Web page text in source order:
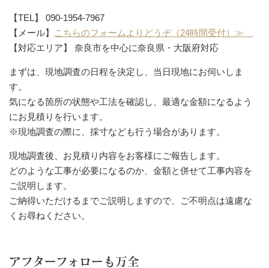
【TEL】 090-1954-7967
【メール】
こちらのフォームよりどうぞ（24時間受付）≫
【対応エリア】 奈良市を中心に奈良県・大阪府対応
まずは、現地調査の日程を決定し、当日現地にお伺いしま
す。
気になる箇所の状態や工法を確認し、最適な金額になるよう
にお見積りを行います。
※現地調査の際に、採寸なども行う場合があります。
現地調査後、お見積り内容をお客様にご報告します。
どのような工事が必要になるのか、金額と併せて工事内容を
ご説明します。
ご納得いただけるまでご説明しますので、ご不明点は遠慮な
くお尋ねください。
アフターフォローも万全